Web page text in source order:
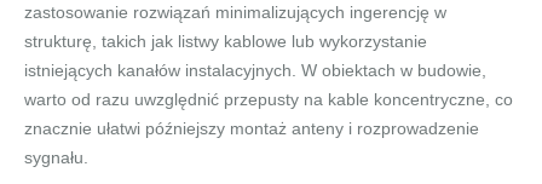
zastosowanie rozwiązań minimalizujących ingerencję w
strukturę, takich jak listwy kablowe lub wykorzystanie
istniejących kanałów instalacyjnych. W obiektach w budowie,
warto od razu uwzględnić przepusty na kable koncentryczne, co
znacznie ułatwi późniejszy montaż anteny i rozprowadzenie
sygnału.